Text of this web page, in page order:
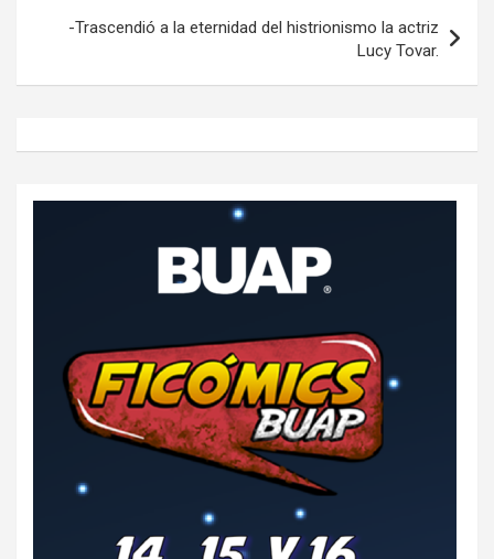
-Trascendió a la eternidad del histrionismo la actriz
Lucy Tovar.